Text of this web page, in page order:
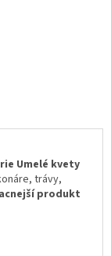
Umelé kvety
trávy,
produkt